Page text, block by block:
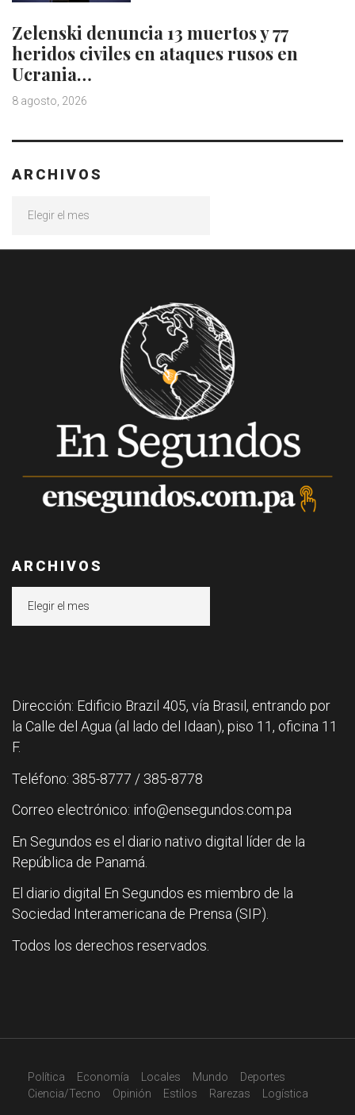
Zelenski denuncia 13 muertos y 77
heridos civiles en ataques rusos en
Ucrania…
8 agosto, 2026
ARCHIVOS
ARCHIVOS
Dirección: Edificio Brazil 405, vía Brasil, entrando por
la Calle del Agua (al lado del Idaan), piso 11, oficina 11
F.
Teléfono: 385-8777 / 385-8778
Correo electrónico: info@ensegundos.com.pa
En Segundos es el diario nativo digital líder de la
República de Panamá.
El diario digital En Segundos es miembro de la
Sociedad Interamericana de Prensa (SIP).
Todos los derechos reservados.
Política Economía Locales Mundo
Deportes
Ciencia/Tecno
Opinión Estilos Rarezas Logística